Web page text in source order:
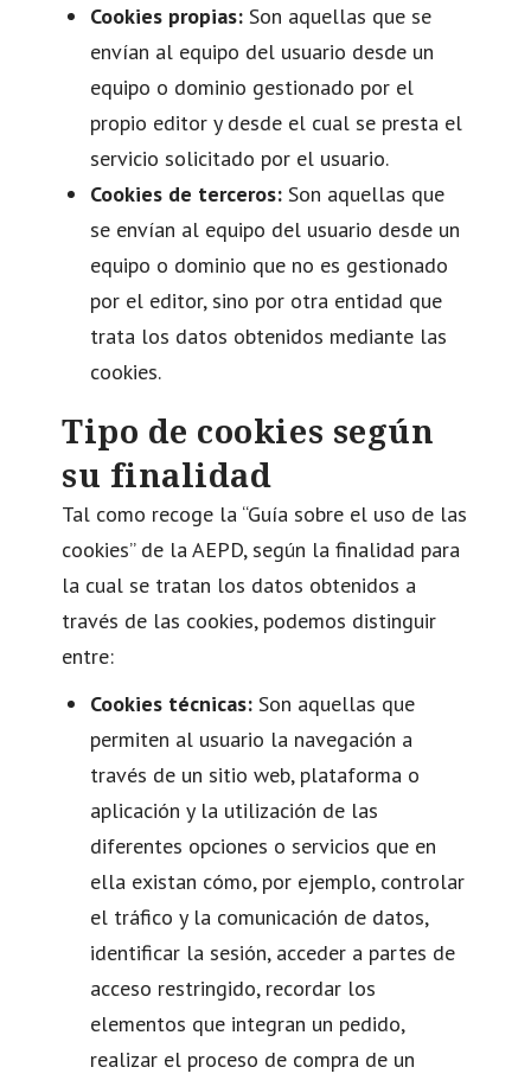
Cookies propias: Son aquellas que se
envían al equipo del usuario desde un
equipo o dominio gestionado por el
propio editor y desde el cual se presta el
servicio solicitado por el usuario.
Cookies de terceros: Son aquellas que
se envían al equipo del usuario desde un
equipo o dominio que no es gestionado
por el editor, sino por otra entidad que
trata los datos obtenidos mediante las
cookies.
Tipo de cookies según
su finalidad
Tal como recoge la “Guía sobre el uso de las
cookies” de la AEPD, según la finalidad para
la cual se tratan los datos obtenidos a
través de las cookies, podemos distinguir
entre:
Cookies técnicas: Son aquellas que
permiten al usuario la navegación a
través de un sitio web, plataforma o
aplicación y la utilización de las
diferentes opciones o servicios que en
ella existan cómo, por ejemplo, controlar
el tráfico y la comunicación de datos,
identificar la sesión, acceder a partes de
acceso restringido, recordar los
elementos que integran un pedido,
realizar el proceso de compra de un